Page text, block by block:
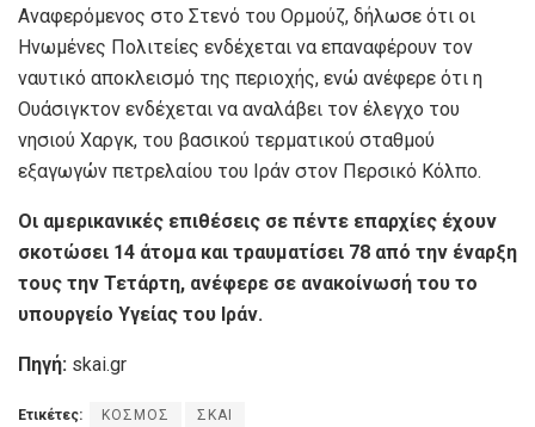
Αναφερόμενος στο Στενό του Ορμούζ, δήλωσε ότι οι
Ηνωμένες Πολιτείες ενδέχεται να επαναφέρουν τον
ναυτικό αποκλεισμό της περιοχής, ενώ ανέφερε ότι η
Ουάσιγκτον ενδέχεται να αναλάβει τον έλεγχο του
νησιού Χαργκ, του βασικού τερματικού σταθμού
εξαγωγών πετρελαίου του Ιράν στον Περσικό Κόλπο.
Οι αμερικανικές επιθέσεις σε πέντε επαρχίες έχουν
σκοτώσει 14 άτομα και τραυματίσει 78 από την έναρξη
τους την Τετάρτη, ανέφερε σε ανακοίνωσή του το
υπουργείο Υγείας του Ιράν.
Πηγή: skai.gr
Ετικέτες: ΚΟΣΜΟΣ ΣΚΑΙ